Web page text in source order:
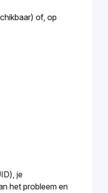
of, op
je
het probleem en